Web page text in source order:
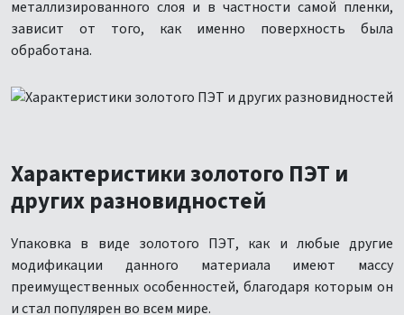
металлизированного слоя и в частности самой пленки,
зависит от того, как именно поверхность была
обработана.
Характеристики золотого ПЭТ и
других разновидностей
Упаковка в виде золотого ПЭТ, как и любые другие
модификации данного материала имеют массу
преимущественных особенностей, благодаря которым он
и стал популярен во всем мире.